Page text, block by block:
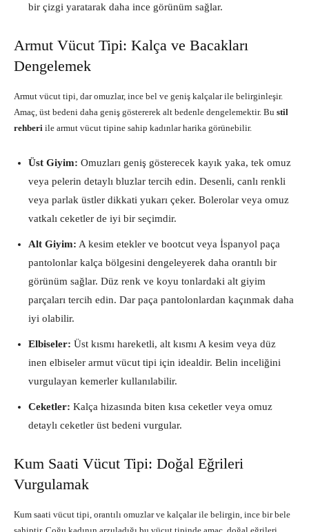
bir çizgi yaratarak daha ince görünüm sağlar.
Armut Vücut Tipi: Kalça ve Bacakları
Dengelemek
Armut vücut tipi, dar omuzlar, ince bel ve geniş kalçalar ile belirginleşir.
Amaç, üst bedeni daha geniş göstererek alt bedenle dengelemektir. Bu stil
rehberi ile armut vücut tipine sahip kadınlar harika görünebilir.
Üst Giyim: Omuzları geniş gösterecek kayık yaka, tek omuz
veya pelerin detaylı bluzlar tercih edin. Desenli, canlı renkli
veya parlak üstler dikkati yukarı çeker. Bolerolar veya omuz
vatkalı ceketler de iyi bir seçimdir.
Alt Giyim: A kesim etekler ve bootcut veya İspanyol paça
pantolonlar kalça bölgesini dengeleyerek daha orantılı bir
görünüm sağlar. Düz renk ve koyu tonlardaki alt giyim
parçaları tercih edin. Dar paça pantolonlardan kaçınmak daha
iyi olabilir.
Elbiseler: Üst kısmı hareketli, alt kısmı A kesim veya düz
inen elbiseler armut vücut tipi için idealdir. Belin inceliğini
vurgulayan kemerler kullanılabilir.
Ceketler: Kalça hizasında biten kısa ceketler veya omuz
detaylı ceketler üst bedeni vurgular.
Kum Saati Vücut Tipi: Doğal Eğrileri
Vurgulamak
Kum saati vücut tipi, orantılı omuzlar ve kalçalar ile belirgin, ince bir bele